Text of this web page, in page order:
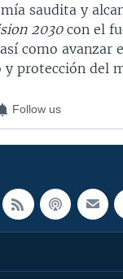
saudita y
2030 con el
como avanzar
protección del
Follow us